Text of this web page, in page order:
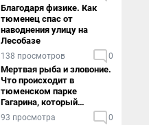
Благодаря физике. Как
тюменец спас от
наводнения улицу на
Лесобазе
138 просмотров 0
Мертвая рыба и зловоние.
Что происходит в
тюменском парке
Гагарина, который
поглощает черная вода
93 просмотра 0